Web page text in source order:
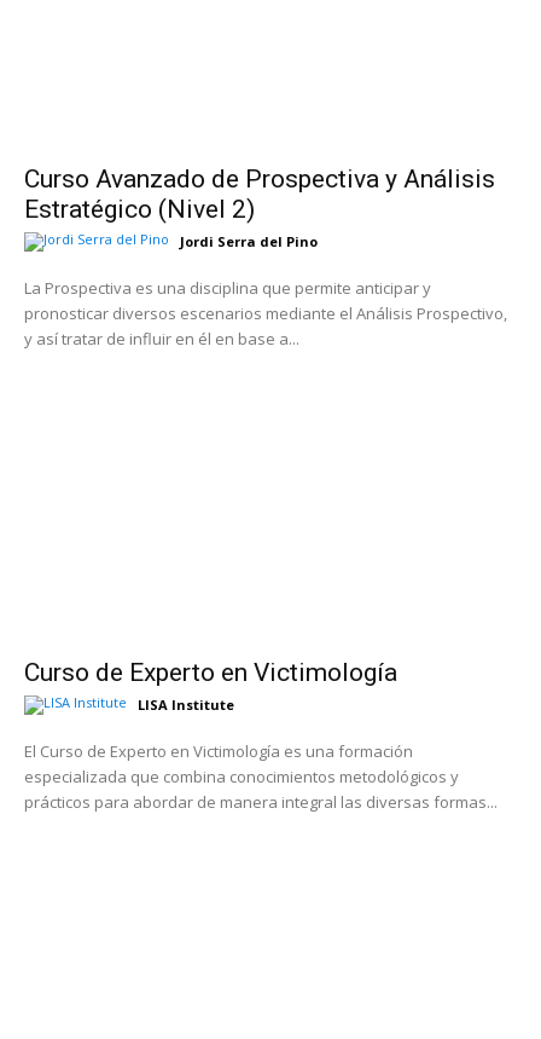
Curso Avanzado de Prospectiva y Análisis
Estratégico (Nivel 2)
Jordi Serra del Pino
La Prospectiva es una disciplina que permite anticipar y
pronosticar diversos escenarios mediante el Análisis Prospectivo,
y así tratar de influir en él en base a...
Curso de Experto en Victimología
LISA Institute
El Curso de Experto en Victimología es una formación
especializada que combina conocimientos metodológicos y
prácticos para abordar de manera integral las diversas formas...